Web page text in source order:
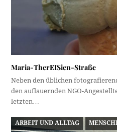
Maria-TherEISien-Straße
Neben den üblichen
den auflauernden NGO-
letzten…
ARBEIT UND ALLTAG